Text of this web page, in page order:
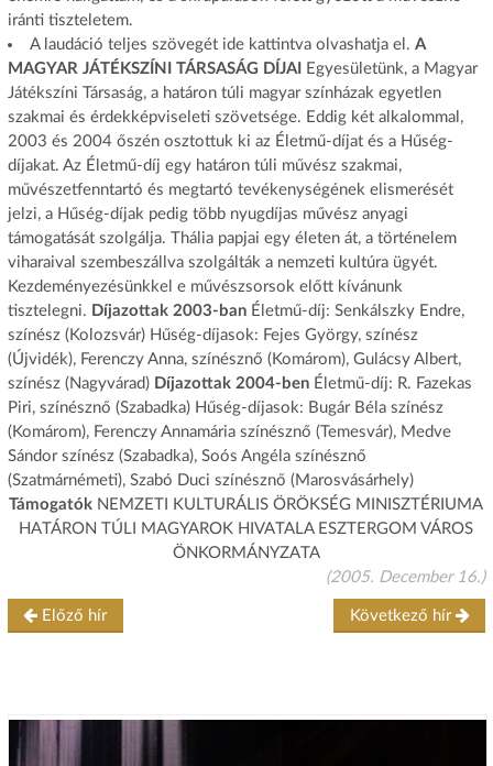
iránti tiszteletem.
A laudáció teljes szövegét ide kattintva olvashatja el. A
MAGYAR JÁTÉKSZÍNI TÁRSASÁG DÍJAI Egyesületünk, a Magyar
Játékszíni Társaság, a határon túli magyar színházak egyetlen
szakmai és érdekképviseleti szövetsége. Eddig két alkalommal,
2003 és 2004 őszén osztottuk ki az Életmű-díjat és a Hűség-
díjakat. Az Életmű-díj egy határon túli művész szakmai,
művészetfenntartó és megtartó tevékenységének elismerését
jelzi, a Hűség-díjak pedig több nyugdíjas művész anyagi
támogatását szolgálja. Thália papjai egy életen át, a történelem
viharaival szembeszállva szolgálták a nemzeti kultúra ügyét.
Kezdeményezésünkkel e művészsorsok előtt kívánunk
tisztelegni. Díjazottak 2003-banÉletmű-díj: Senkálszky Endre,
színész (Kolozsvár) Hűség-díjasok: Fejes György, színész
(Újvidék), Ferenczy Anna, színésznő (Komárom), Gulácsy Albert,
színész (Nagyvárad) Díjazottak 2004-benÉletmű-díj: R. Fazekas
Piri, színésznő (Szabadka) Hűség-díjasok: Bugár Béla színész
(Komárom), Ferenczy Annamária színésznő (Temesvár), Medve
Sándor színész (Szabadka), Soós Angéla színésznő
(Szatmárnémeti), Szabó Duci színésznő (Marosvásárhely)
Támogatók NEMZETI KULTURÁLIS ÖRÖKSÉG MINISZTÉRIUMA
HATÁRON TÚLI MAGYAROK HIVATALA ESZTERGOM VÁROS
ÖNKORMÁNYZATA
(2005. December 16.)
Előző hír Következő hír